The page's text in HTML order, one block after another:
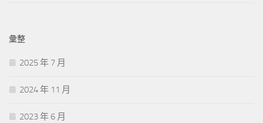
彙整
2025 年 7 月
2024 年 11 月
2023 年 6 月